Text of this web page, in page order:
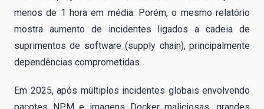
menos de 1 hora em média. Porém, o mesmo relatório
mostra aumento de incidentes ligados a cadeia de
suprimentos de software (supply chain), principalmente
dependências comprometidas.
Em 2025, após múltiplos incidentes globais envolvendo